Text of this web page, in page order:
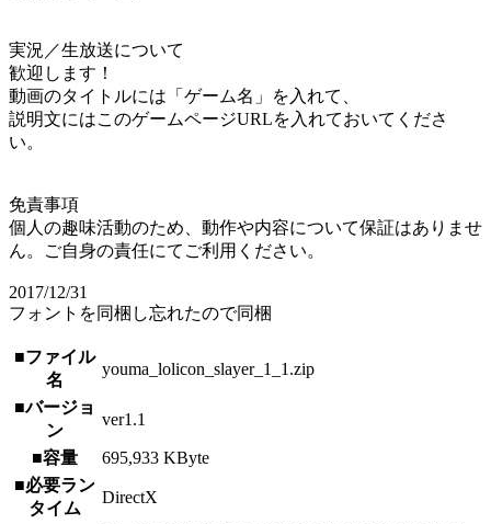
実況／生放送について
歓迎します！
動画のタイトルには「ゲーム名」を入れて、
説明文にはこのゲームページURLを入れておいてくださ
い。
免責事項
個人の趣味活動のため、動作や内容について保証はありませ
ん。ご自身の責任にてご利用ください。
2017/12/31
フォントを同梱し忘れたので同梱
■ファイル
名
youma_lolicon_slayer_1_1.zip
■バージョ
ン
ver1.1
■容量
695,933 KByte
■必要ラン
タイム
DirectX